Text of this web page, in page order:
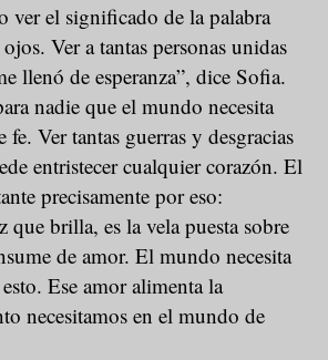
ver el significado de la palabra
Ver a tantas personas unidas
llenó de esperanza”, dice Sofia.
nadie que el mundo necesita
fe. Ver tantas guerras y desgracias
entristecer cualquier corazón. El
precisamente por eso:
que brilla, es la vela puesta sobre
de amor. El mundo necesita
Ese amor alimenta la
necesitamos en el mundo de